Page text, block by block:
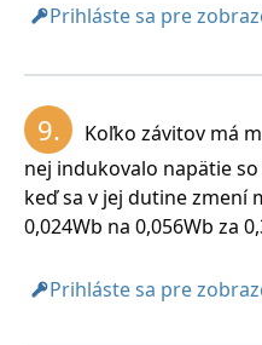
Prihláste sa pre
9.
Koľko závitov má
nej indukovalo napätie
keď sa v jej dutine zmení
0,024Wb na 0,056Wb za
Prihláste sa pre